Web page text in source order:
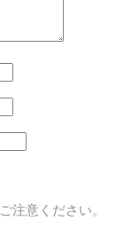
注意ください。